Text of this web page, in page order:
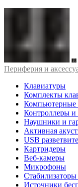
Периферия и
Клавиатуры
Комплекты
Контроллеры
Наушники и
Активная
USB
Картридеры
Веб-камеры
Микрофоны
Источники